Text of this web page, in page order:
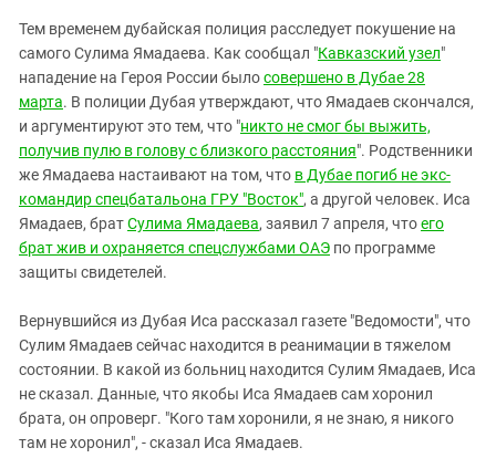
Тем временем дубайская полиция расследует покушение на
самого Сулима Ямадаева. Как сообщал "Кавказский узел"
нападение на Героя России былосовершено в Дубае28
марта. В полиции Дубая утверждают, что Ямадаев скончался,
и аргументируют это тем, что "никто не смог бы выжить,
получив пулю в голову с близкого расстояния". Родственники
же Ямадаева настаивают на том, что в Дубае погиб не экс-
командир спецбатальона ГРУ "Восток", а другой человек. Иса
Ямадаев, братСулима Ямадаева, заявил 7 апреля, чтоего
брат жив и охраняется спецслужбами ОАЭ по программе
защиты свидетелей.
Вернувшийся из Дубая Иса рассказал газете "Ведомости", что
Сулим Ямадаев сейчас находится в реанимации в тяжелом
состоянии. В какой из больниц находится Сулим Ямадаев, Иса
не сказал. Данные, что якобы Иса Ямадаев сам хоронил
брата, он опроверг. "Кого там хоронили, я не знаю, я никого
там не хоронил", - сказал Иса Ямадаев.